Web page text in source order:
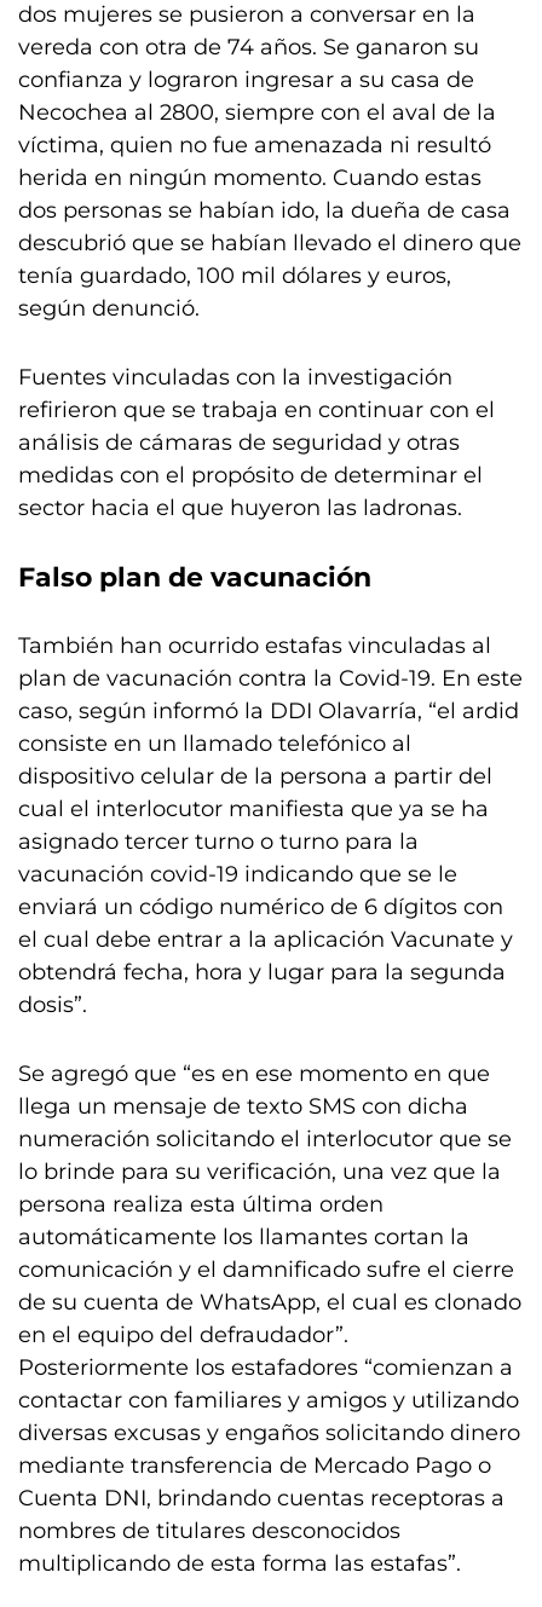
dos mujeres se pusieron a conversar en la
vereda con otra de 74 años. Se ganaron su
confianza y lograron ingresar a su casa de
Necochea al 2800, siempre con el aval de la
víctima, quien no fue amenazada ni resultó
herida en ningún momento. Cuando estas
dos personas se habían ido, la dueña de casa
descubrió que se habían llevado el dinero que
tenía guardado, 100 mil dólares y euros,
según denunció.
Fuentes vinculadas con la investigación
refirieron que se trabaja en continuar con el
análisis de cámaras de seguridad y otras
medidas con el propósito de determinar el
sector hacia el que huyeron las ladronas.
Falso plan de vacunación
También han ocurrido estafas vinculadas al
plan de vacunación contra la Covid-19. En este
caso, según informó la DDI Olavarría, “el ardid
consiste en un llamado telefónico al
dispositivo celular de la persona a partir del
cual el interlocutor manifiesta que ya se ha
asignado tercer turno o turno para la
vacunación covid-19 indicando que se le
enviará un código numérico de 6 dígitos con
el cual debe entrar a la aplicación Vacunate y
obtendrá fecha, hora y lugar para la segunda
dosis”.
Se agregó que “es en ese momento en que
llega un mensaje de texto SMS con dicha
numeración solicitando el interlocutor que se
lo brinde para su verificación, una vez que la
persona realiza esta última orden
automáticamente los llamantes cortan la
comunicación y el damnificado sufre el cierre
de su cuenta de WhatsApp, el cual es clonado
en el equipo del defraudador”.
Posteriormente los estafadores “comienzan a
contactar con familiares y amigos y utilizando
diversas excusas y engaños solicitando dinero
mediante transferencia de Mercado Pago o
Cuenta DNI, brindando cuentas receptoras a
nombres de titulares desconocidos
multiplicando de esta forma las estafas”.